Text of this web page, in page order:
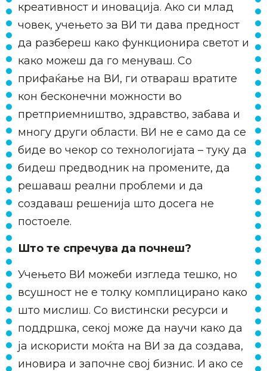
креативност и иновација. Ако си млад
човек, учењето за ВИ ти дава предност
да разбереш како функционира светот и
како можеш да го менуваш. Со
прифаќање на ВИ, ги отвараш вратите
кон бесконечни можности во
претприемништво, здравство, забава и
многу други области. ВИ не е само да се
биде во чекор со технологијата – туку да
бидеш предводник на промените, да
решаваш реални проблеми и да
создаваш решенија што досега не
постоеле.
Што те спречува да почнеш?
Учењето ВИ можеби изгледа тешко, но
всушност не е толку комплицирано како
што мислиш. Со вистински ресурси и
поддршка, секој може да научи како да
ја искористи моќта на ВИ за да создава,
иновира и започне свој бизнис. И ако се